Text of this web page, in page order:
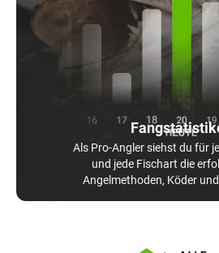
Als Pro-Angler siehst du für
und jede Fischart die
Angelmethoden, Köder